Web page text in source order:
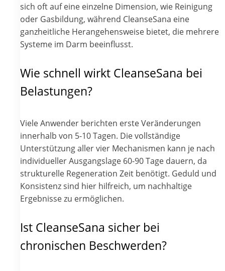
sich oft auf eine einzelne Dimension, wie Reinigung
oder Gasbildung, während CleanseSana eine
ganzheitliche Herangehensweise bietet, die mehrere
Systeme im Darm beeinflusst.
Wie schnell wirkt CleanseSana bei
Belastungen?
Viele Anwender berichten erste Veränderungen
innerhalb von 5-10 Tagen. Die vollständige
Unterstützung aller vier Mechanismen kann je nach
individueller Ausgangslage 60-90 Tage dauern, da
strukturelle Regeneration Zeit benötigt. Geduld und
Konsistenz sind hier hilfreich, um nachhaltige
Ergebnisse zu ermöglichen.
Ist CleanseSana sicher bei
chronischen Beschwerden?